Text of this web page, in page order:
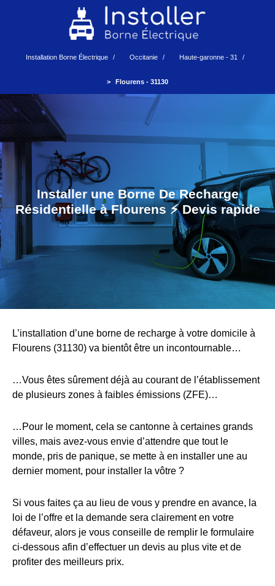
Installation Borne Électrique Occitanie Haute-garonne - 31
Flourens - 31130
Installer une Borne De Recharge
Résidentielle à Flourens ⚡️ Devis rapide
L’installation d’une borne de recharge à votre domicile à
Flourens (31130) va bientôt être un incontournable…
…Vous êtes sûrement déjà au courant de l’établissement
de plusieurs zones à faibles émissions (ZFE)…
…Pour le moment, cela se cantonne à certaines grands
villes, mais avez-vous envie d’attendre que tout le
monde, pris de panique, se mette à en installer une au
dernier moment, pour installer la vôtre ?
Si vous faites ça au lieu de vous y prendre en avance, la
loi de l’offre et la demande sera clairement en votre
défaveur, alors je vous conseille de remplir le formulaire
ci-dessous afin d’effectuer un devis au plus vite et de
profiter des meilleurs prix.